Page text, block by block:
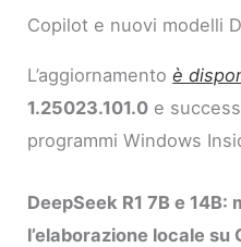
Copilot e nuovi modelli
L’aggiornamentoè
1.25023.101.0 e
programmi Windows
DeepSeek R1 7B e
l’elaborazione locale su